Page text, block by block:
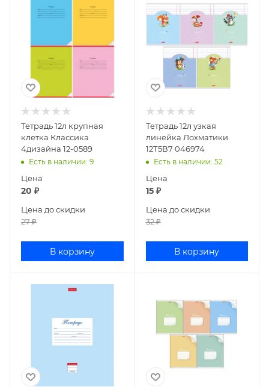
Тетрадь 12л крупная
клетка Классика
4дизайна 12-0589
Есть в наличии: 9
Цена
20 ₽
Цена до скидки
27₽
В корзину
Тетрадь 12л узкая
линейка Лохматики
12Т5В7 046974
Есть в наличии: 52
Цена
15₽
Цена до скидки
32₽
В корзину